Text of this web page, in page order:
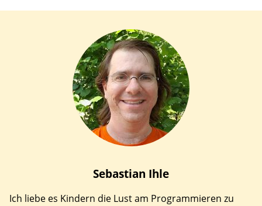
Sebastian Ihle
Ich liebe es Kindern die Lust am Programmieren zu